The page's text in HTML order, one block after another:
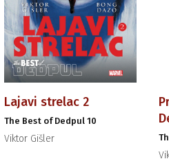
Lajavi strelac 2
The Best of Dedpul 10
Viktor Gišler